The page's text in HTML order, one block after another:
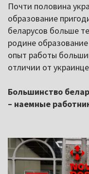
Почти половина
образование
беларусов больше
родине
опыт работы
отличии от
Большинство
– наемные